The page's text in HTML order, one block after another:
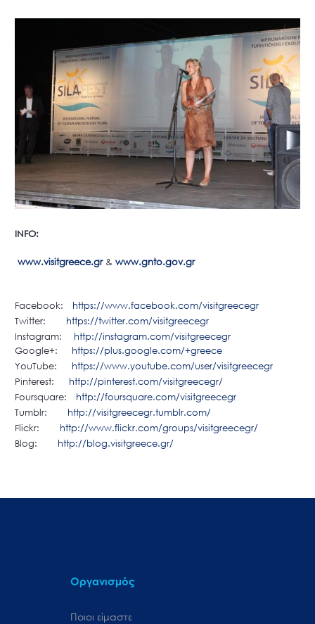
INFO:
www.visitgreece.gr &www.gnto.gov.gr
Facebook:
https://www.facebook.com/visitgreecegr
Twitter:
https://twitter.com/visitgreecegr
Instagram:
http://instagram.com/visitgreecegr
Google+: https://plus.google.com/+greece
YouTube:
https://www.youtube.com/user/visitgreecegr
Pinterest:
http://pinterest.com/visitgreecegr/
Foursquare:
http://foursquare.com/visitgreecegr
Tumblr:
http://visitgreecegr.tumblr.com/
Flickr:
http://www.flickr.com/groups/visitgreecegr/
Blog:
http://blog.visitgreece.gr/
Οργανισμός
Ποιοι είμαστε